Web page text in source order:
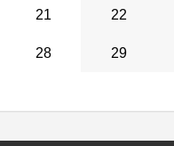
21 22
28 29